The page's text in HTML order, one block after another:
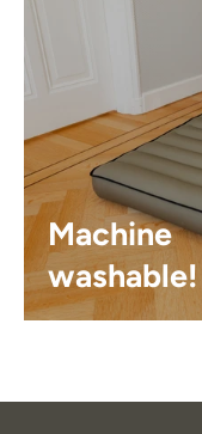
Machine
washable!